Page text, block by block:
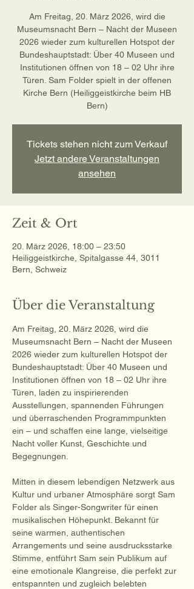
Am Freitag, 20. März 2026, wird die
Museumsnacht Bern – Nacht der Museen
2026 wieder zum kulturellen Hotspot der
Bundeshauptstadt: Über 40 Museen und
Institutionen öffnen von 18 – 02 Uhr ihre
Türen. Sam Folder spielt in der offenen
Kirche Bern (Heiliggeistkirche beim HB
Bern)
Tickets stehen nicht zum Verkauf
Jetzt andere Veranstaltungen
ansehen
Zeit & Ort
20. März 2026, 18:00 – 23:50
Heiliggeistkirche, Spitalgasse 44, 3011
Bern, Schweiz
Über die Veranstaltung
Am Freitag, 20. März 2026, wird die
Museumsnacht Bern – Nacht der Museen
2026 wieder zum kulturellen Hotspot der
Bundeshauptstadt: Über 40 Museen und
Institutionen öffnen von 18 – 02 Uhr ihre
Türen, laden zu inspirierenden
Ausstellungen, spannenden Führungen
und überraschenden Programmpunkten
ein – und schaffen eine lange, vielseitige
Nacht voller Kunst, Geschichte und
Begegnungen.
Mitten in diesem lebendigen Netzwerk aus
Kultur und urbaner Atmosphäre sorgt Sam
Folder als Singer-Songwriter für einen
musikalischen Höhepunkt. Bekannt für
seine warmen, authentischen
Arrangements und seine ausdrucksstarke
Stimme, entführt Sam sein Publikum auf
eine emotionale Klangreise, die perfekt zur
entspannten und zugleich belebten